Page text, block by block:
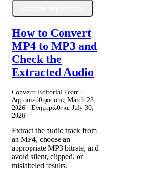
How to Convert
MP4 to MP3 and
Check the
Extracted Audio
Convertr Editorial Team ·
Δημοσιεύθηκε στις March 23,
2026 · Ενημερώθηκε July 30,
2026
Extract the audio track from
an MP4, choose an
appropriate MP3 bitrate, and
avoid silent, clipped, or
mislabeled results.